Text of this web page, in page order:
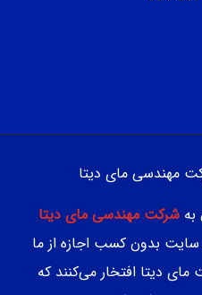
شرکت مهندسی مای دیتا
سایت بدون کسب اجازه از ما
دیتا افتخار می‌کنند که